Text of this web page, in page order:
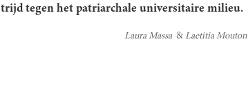
tegen het patriarchale universitaire milieu.
Laura Massa Laetitia Mouton